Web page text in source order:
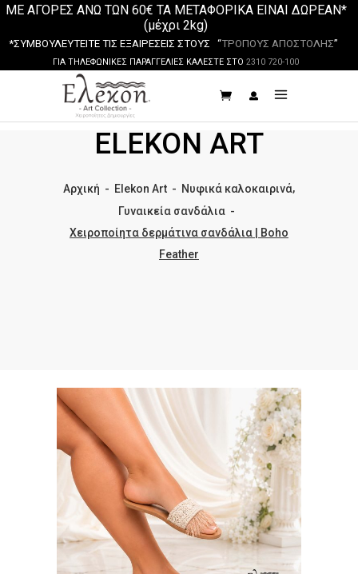
ΜΕ ΑΓΟΡΕΣ ΑΝΩ ΤΩΝ 60€ ΤΑ ΜΕΤΑΦΟΡΙΚΑ ΕΙΝΑΙ ΔΩΡΕΑΝ*
(μέχρι 2kg)
*ΣΥΜΒΟΥΛΕΥΤΕΙΤΕ ΤΙΣ ΕΞΑΙΡΕΣΕΙΣ ΣΤΟΥΣ “ΤΡΟΠΟΥΣ ΑΠΟΣΤΟΛΗΣ”
ΓΙΑ ΤΗΛΕΦΩΝΙΚΕΣ ΠΑΡΑΓΓΕΛΙΕΣ ΚΑΛΕΣΤΕ ΣΤΟ 2310 720-100
ELEKON ART
Αρχική - Elekon Art - Νυφικά καλοκαιρινά,
Γυναικεία σανδάλια -
Χειροποίητα δερμάτινα σανδάλια | Boho
Feather